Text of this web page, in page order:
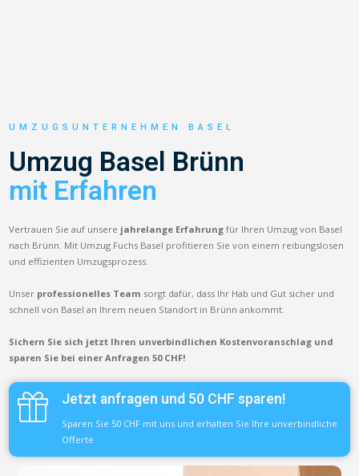
UMZUGSUNTERNEHMEN BASEL
Umzug Basel Brünn
mit Erfahren
Vertrauen Sie auf unsere jahrelange Erfahrung für Ihren Umzug von Basel
nach Brünn. Mit Umzug Fuchs Basel profitieren Sie von einem reibungslosen
und effizienten Umzugsprozess.
Unser professionelles Team sorgt dafür, dass Ihr Hab und Gut sicher und
schnell von Basel an Ihrem neuen Standort in Brünn ankommt.
Sichern Sie sich jetzt Ihren unverbindlichen Kostenvoranschlag und
sparen Sie bei einer Anfragen 50 CHF!
Jetzt anfragen und 50 CHF sparen!
Sparen Sie 50 CHF mit uns und erhalten Sie Ihre unverbindliche
Offerte